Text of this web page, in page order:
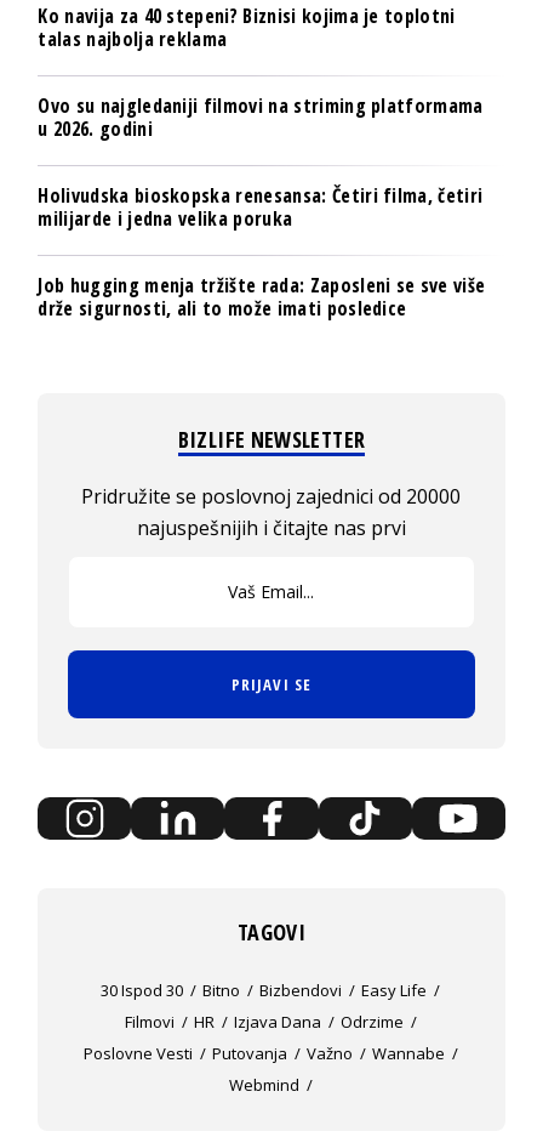
Ko navija za 40 stepeni? Biznisi kojima je toplotni
talas najbolja reklama
Ovo su najgledaniji filmovi na striming platformama
u 2026. godini
Holivudska bioskopska renesansa: Četiri filma, četiri
milijarde i jedna velika poruka
Job hugging menja tržište rada: Zaposleni se sve više
drže sigurnosti, ali to može imati posledice
BIZLIFE NEWSLETTER
Pridružite se poslovnoj zajednici od 20000
najuspešnijih i čitajte nas prvi
PRIJAVI SE
TAGOVI
30 Ispod 30 Bitno Bizbendovi
Easy Life
Filmovi
HR Izjava Dana
Odrzime
Poslovne Vesti
Putovanja Važno
Wannabe
Webmind